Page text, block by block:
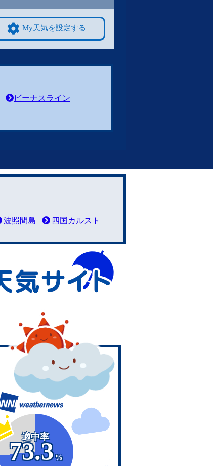
My天気を設定する
ビーナスライン
波照間島 四国カルスト
適中率
73.3
%